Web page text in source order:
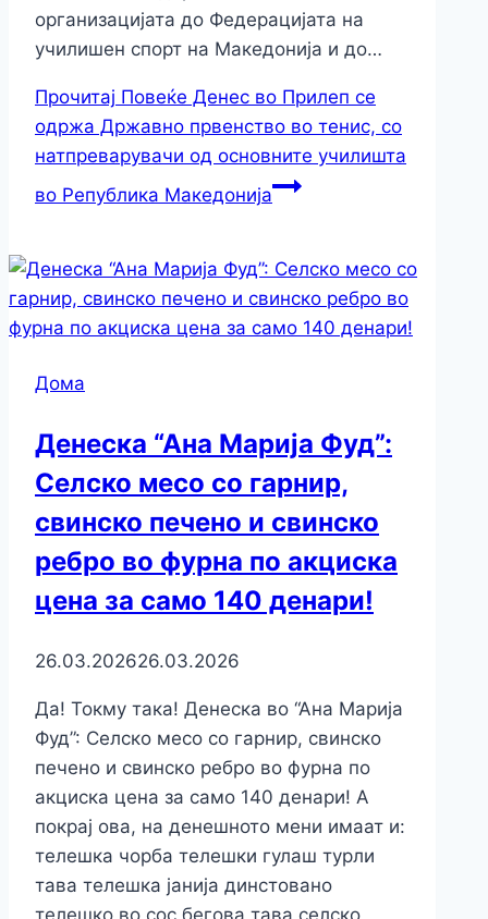
организацијата до Федерацијата на
училишен спорт на Македонија и до…
Прочитај Повеќе Денес во Прилеп се
одржа Државно првенство во тенис, со
натпреварувачи од основните училишта
во Република Македонија
Дома
Денеска “Ана Марија Фуд”:
Селско месо со гарнир,
свинско печено и свинско
ребро во фурна по акциска
цена за само 140 денари!
26.03.202626.03.2026
Да! Токму така! Денеска во “Ана Марија
Фуд”: Селско месо со гарнир, свинско
печено и свинско ребро во фурна по
акциска цена за само 140 денари! А
покрај ова, на денешното мени имаат и:
телешка чорба телешки гулаш турли
тава телешка јанија динстовано
телешко во сос бегова тава селско